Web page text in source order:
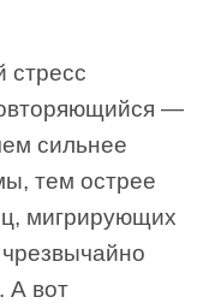
стресс
—
сильнее
тем острее
мигрирующих
А вот